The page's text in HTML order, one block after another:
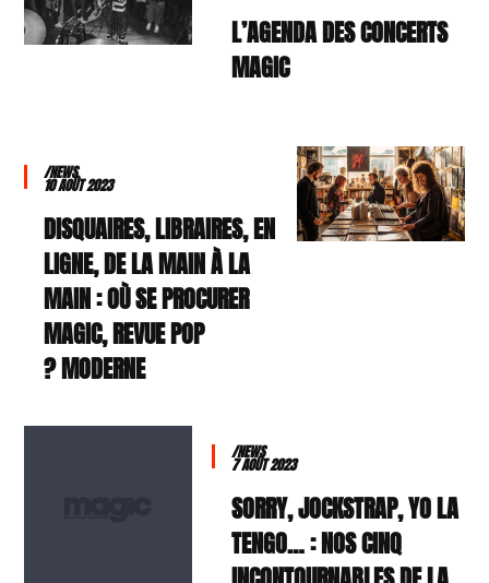
L’AGENDA DES CONCERTS
MAGIC
/NEWS
10 AOÛT 2023
DISQUAIRES, LIBRAIRES, EN
LIGNE, DE LA MAIN À LA
MAIN : OÙ SE PROCURER
MAGIC, REVUE POP
MODERNE ?
/NEWS
7 AOÛT 2023
SORRY, JOCKSTRAP, YO LA
TENGO… : NOS CINQ